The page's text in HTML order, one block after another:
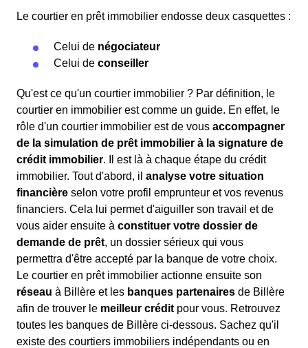
Le courtier en prêt immobilier endosse deux casquettes :
Celui de négociateur
Celui de conseiller
Qu'est ce qu'un courtier immobilier ? Par définition, le
courtier en immobilier est comme un guide. En effet, le
rôle d'un courtier immobilier est de vous accompagner
de la simulation de prêt immobilier à la signature de
crédit immobilier. Il est là à chaque étape du crédit
immobilier. Tout d'abord, il analyse votre situation
financière selon votre profil emprunteur et vos revenus
financiers. Cela lui permet d'aiguiller son travail et de
vous aider ensuite à constituer votre dossier de
demande de prêt, un dossier sérieux qui vous
permettra d'être accepté par la banque de votre choix.
Le courtier en prêt immobilier actionne ensuite son
réseau à Billère et les banques partenaires de Billère
afin de trouver le meilleur crédit pour vous. Retrouvez
toutes les banques de Billère ci-dessous. Sachez qu'il
existe des courtiers immobiliers indépendants ou en